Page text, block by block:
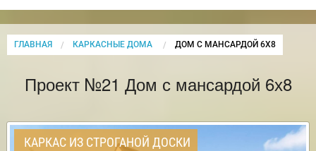
ГЛАВНАЯ КАРКАСНЫЕ ДОМА CURRENT:
ДОМ С МАНСАРДОЙ 6Х8
Проект №21 Дом с мансардой 6х8
КАРКАС ИЗ СТРОГАНОЙ ДОСКИ